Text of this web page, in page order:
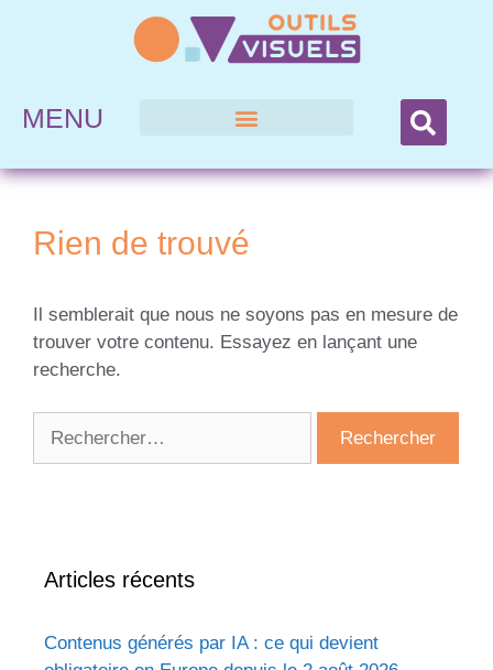
MENU
Rien de trouvé
Il semblerait que nous ne soyons pas en mesure de
trouver votre contenu. Essayez en lançant une
recherche.
Articles récents
Contenus générés par IA : ce qui devient